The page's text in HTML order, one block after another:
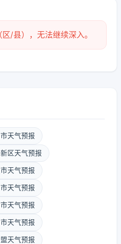
/县），无法继续深入。
天气预报
区天气预报
天气预报
天气预报
天气预报
天气预报
天气预报